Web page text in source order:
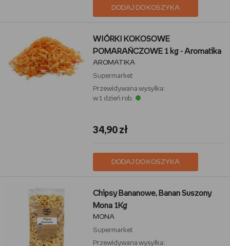
DODAJ DO KOSZYKA
WIÓRKI KOKOSOWE
POMARAŃCZOWE 1 kg - Aromatika
AROMATIKA
Supermarket
Przewidywana wysyłka:
w 1 dzień rob.
34,90 zł
DODAJ DO KOSZYKA
Chipsy Bananowe, Banan Suszony
Mona 1Kg
MONA
Supermarket
Przewidywana wysyłka: